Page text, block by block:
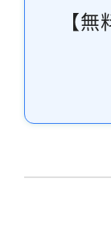
【